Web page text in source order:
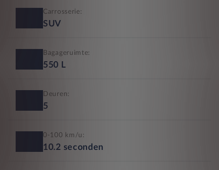
Carrosserie:
SUV
Bagageruimte:
550 L
Deuren:
5
0-100 km/u:
10.2 seconden